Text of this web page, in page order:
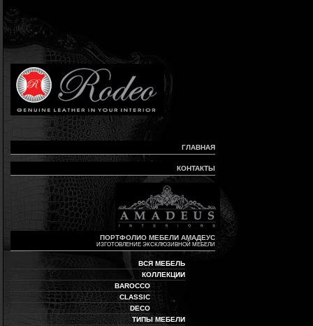
ГЛАВНАЯ
КОНТАКТЫ
ПОРТФОЛИО МЕБЕЛИ АМАДЕУС
ИЗГОТОВЛЕНИЕ ЭКСКЛЮЗИВНОЙ МЕБЕЛИ
ВСЯ МЕБЕЛЬ
КОЛЛЕКЦИИ
BAROCCO
CLASSIC
DECO
ТИПЫ МЕБЕЛИ